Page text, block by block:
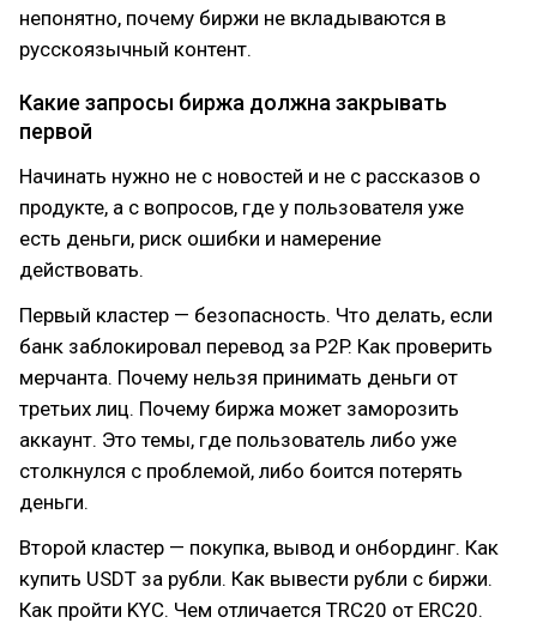
непонятно, почему биржи не вкладываются в
русскоязычный контент.
Какие запросы биржа должна закрывать
первой
Начинать нужно не с новостей и не с рассказов о
продукте, а с вопросов, где у пользователя уже
есть деньги, риск ошибки и намерение
действовать.
Первый кластер — безопасность. Что делать, если
банк заблокировал перевод за P2P. Как проверить
мерчанта. Почему нельзя принимать деньги от
третьих лиц. Почему биржа может заморозить
аккаунт. Это темы, где пользователь либо уже
столкнулся с проблемой, либо боится потерять
деньги.
Второй кластер — покупка, вывод и онбординг. Как
купить USDT за рубли. Как вывести рубли с биржи.
Как пройти KYC. Чем отличается TRC20 от ERC20.